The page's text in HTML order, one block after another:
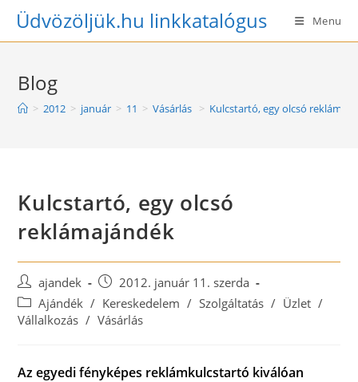
SkipÜdvözöljük.hu linkkatalógus Menu
Blog
> 2012 > január > 11 > Vásárlás > Kulcstartó, egy olcsó
Kulcstartó, egy olcsó
reklámajándék
Post
author:
ajandek
Post
published:
2012. január 11. szerda
Post
category:
Ajándék / Kereskedelem / Szolgáltatás / Üzlet /
Vállalkozás / Vásárlás
Az egyedi fényképes reklámkulcstartó kiválóan